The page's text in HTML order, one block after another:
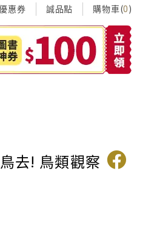
惠券 誠品點 購物車(0)
去! 鳥類觀察